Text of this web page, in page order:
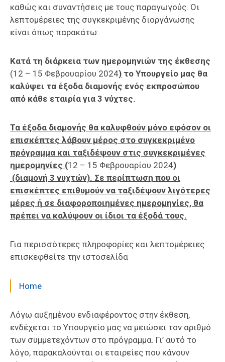
καθώς και συναντήσεις με τους παραγωγούς. Οι
λεπτομέρειες της συγκεκριμένης διοργάνωσης
είναι όπως παρακάτω:
Κατά τη διάρκεια των ημερομηνιών της έκθεσης
(12 – 15 Φεβρουαρίου 2024) το Υπουργείο μας θα
καλύψει τα έξοδα διαμονής ενός εκπροσώπου
από κάθε εταιρία για 3 νύχτες.
Τα έξοδα διαμονής θα καλυφθούν μόνο εφόσον οι
επισκέπτες λάβουν μέρος στο συγκεκριμένο
πρόγραμμα και ταξιδέψουν στις συγκεκριμένες
ημερομηνίες (12 – 15 Φεβρουαρίου 2024)
(διαμονή 3 νυχτών). Σε περίπτωση που οι
επισκέπτες επιθυμούν να ταξιδέψουν λιγότερες
μέρες ή σε διαφοροποιημένες ημερομηνίες, θα
πρέπει να καλύψουν οι ίδιοι τα έξοδά τους.
Για περισσότερες πληροφορίες και λεπτομέρειες
επισκεφθείτε την ιστοσελίδα
Home
Λόγω αυξημένου ενδιαφέροντος στην έκθεση,
ενδέχεται το Υπουργείο μας να μειώσει τον αριθμό
των συμμετεχόντων στο πρόγραμμα. Γι’ αυτό το
λόγο, παρακαλούνται οι εταιρείες που κάνουν